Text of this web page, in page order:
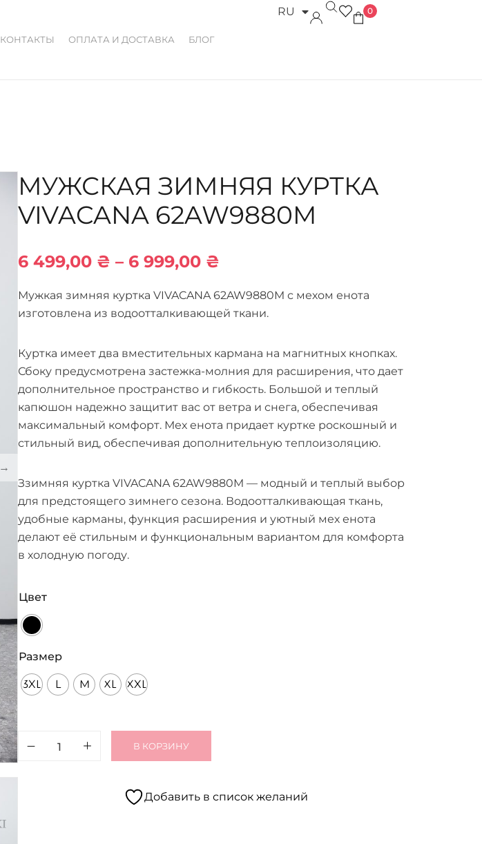
КОНТАКТЫ ОПЛАТА И ДОСТАВКА БЛОГ
RU
UK 0
МУЖСКАЯ ЗИМНЯЯ КУРТКА
VIVACANA 62AW9880M
6 499,00 ₴ – 6 999,00 ₴
Мужкая зимняя куртка VIVACANA 62AW9880M с мехом енота
изготовлена из водоотталкивающей ткани.
Куртка имеет два вместительных кармана на магнитных кнопках.
Сбоку предусмотрена застежка-молния для расширения, что дает
дополнительное пространство и гибкость. Большой и теплый
капюшон надежно защитит вас от ветра и снега, обеспечивая
максимальный комфорт. Мех енота придает куртке роскошный и
стильный вид, обеспечивая дополнительную теплоизоляцию.
Ззимняя куртка VIVACANA 62AW9880M — модный и теплый выбор
для предстоящего зимнего сезона. Водоотталкивающая ткань,
удобные карманы, функция расширения и уютный мех енота
делают её стильным и функциональным вариантом для комфорта
в холодную погоду.
Цвет
Размер
3XL L M XL XXL
В КОРЗИНУ
Добавить в список желаний